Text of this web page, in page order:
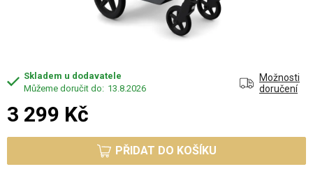
Skladem u dodavatele
13.8.2026
Možnosti
doručení
3 299 Kč
PŘIDAT DO KOŠÍKU